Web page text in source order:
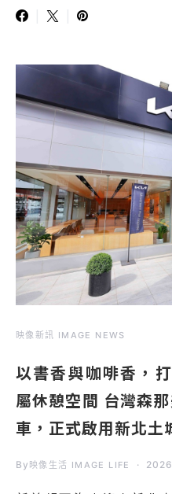
映像新訊 IMAGE NEWS
以書香與咖啡香，
屬休憩空間 台灣森
車，正式啟用新北土
By 映像生活 IMAGE LIFE